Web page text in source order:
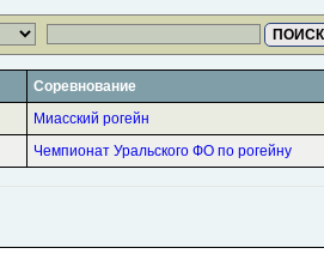
ПОИСК
Соревнование
Миасский рогейн
Чемпионат Уральского ФО по рогейну